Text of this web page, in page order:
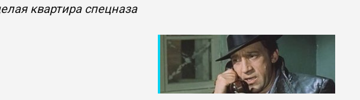
квартира спецназа